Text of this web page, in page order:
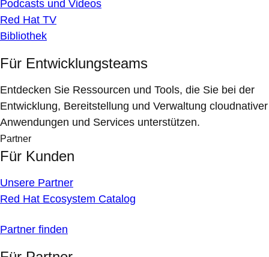
Podcasts und Videos
Red Hat TV
Bibliothek
Für Entwicklungsteams
Entdecken Sie Ressourcen und Tools, die Sie bei der
Entwicklung, Bereitstellung und Verwaltung cloudnativer
Anwendungen und Services unterstützen.
Partner
Für Kunden
Unsere Partner
Red Hat Ecosystem Catalog
Partner finden